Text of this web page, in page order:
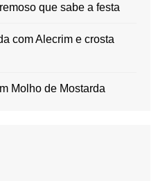
que sabe a festa
com Alecrim e crosta
Molho de Mostarda